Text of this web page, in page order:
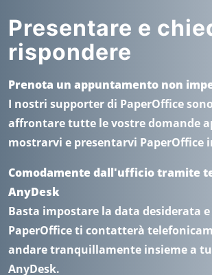
Presentare e
rispondere
Prenota un appuntamento non
I nostri supporter di PaperOffice
affrontare tutte le vostre domande
mostrarvi e presentarvi PaperOffice
Comodamente dall'ufficio tramite
AnyDesk
Basta impostare la data desiderata
PaperOffice ti contatterà
andare tranquillamente insieme a
AnyDesk.